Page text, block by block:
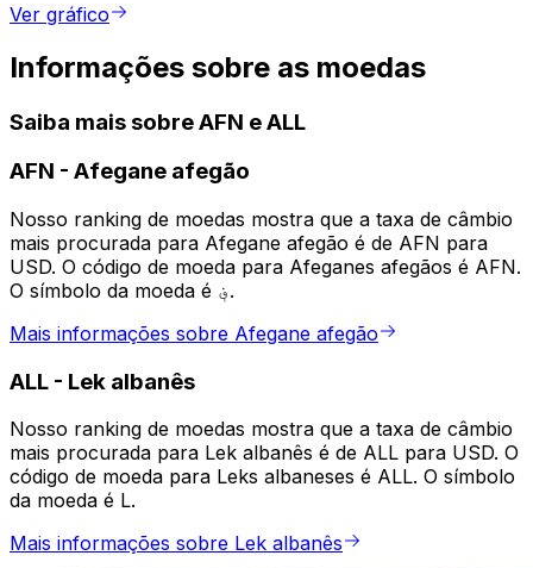
Ver gráfico
Informações sobre as moedas
Saiba mais sobre AFN e ALL
AFN - Afegane afegão
Nosso ranking de moedas mostra que a taxa de câmbio
mais procurada para Afegane afegão é de AFN para
USD. O código de moeda para Afeganes afegãos é AFN.
O símbolo da moeda é ؋.
Mais informações sobre Afegane afegão
ALL - Lek albanês
Nosso ranking de moedas mostra que a taxa de câmbio
mais procurada para Lek albanês é de ALL para USD. O
código de moeda para Leks albaneses é ALL. O símbolo
da moeda é L.
Mais informações sobre Lek albanês